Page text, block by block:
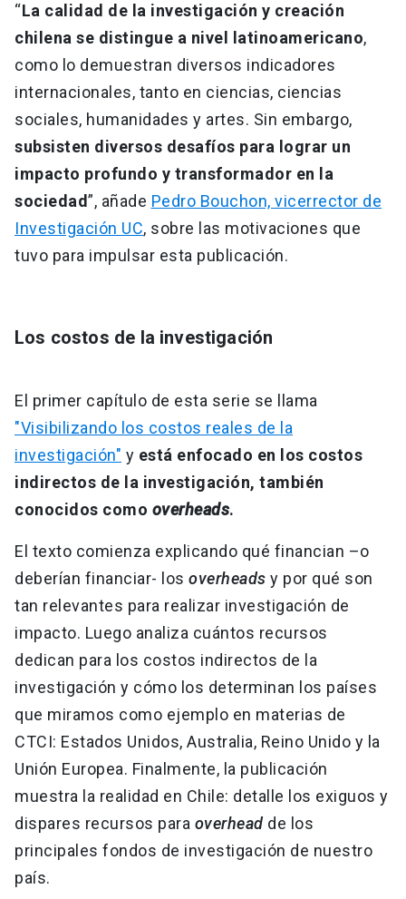
“La calidad de la investigación y creación
chilena se distingue a nivel latinoamericano,
como lo demuestran diversos indicadores
internacionales, tanto en ciencias, ciencias
sociales, humanidades y artes. Sin embargo,
subsisten diversos desafíos para lograr un
impacto profundo y transformador en la
sociedad”, añade Pedro Bouchon, vicerrector de
Investigación UC, sobre las motivaciones que
tuvo para impulsar esta publicación.
Los costos de la investigación
El primer capítulo de esta serie se llama
"Visibilizando los costos reales de la
investigación" y está enfocado en los costos
indirectos de la investigación, también
conocidos como overheads.
El texto comienza explicando qué financian –o
deberían financiar- los overheads y por qué son
tan relevantes para realizar investigación de
impacto. Luego analiza cuántos recursos
dedican para los costos indirectos de la
investigación y cómo los determinan los países
que miramos como ejemplo en materias de
CTCI: Estados Unidos, Australia, Reino Unido y la
Unión Europea. Finalmente, la publicación
muestra la realidad en Chile: detalle los exiguos y
dispares recursos para overhead de los
principales fondos de investigación de nuestro
país.